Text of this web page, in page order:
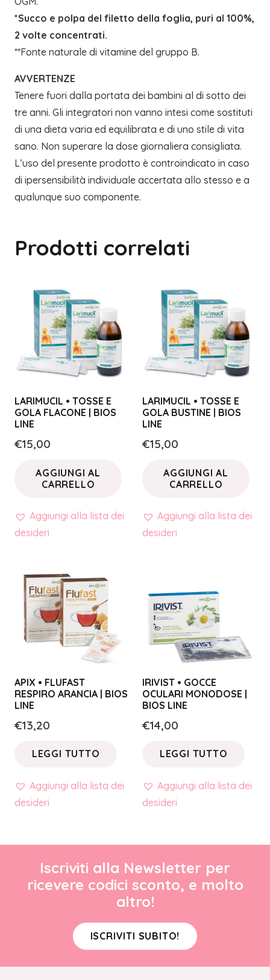
*Succo e polpa del filetto della foglia, puri al 100%,
2 volte concentrati.
**Fonte naturale di vitamine del gruppo B.
AVVERTENZE
Tenere fuori dalla portata dei bambini al di sotto dei
tre anni. Gli integratori non vanno intesi come sostituti
di una dieta varia ed equilibrata e di uno stile di vita
sano. Non superare la dose giornaliera consigliata.
L’uso del presente prodotto è controindicato in caso
di ipersensibilità individuale accertata allo stesso e a
qualunque suo componente.
Prodotti correlati
LARIMUCIL • TOSSE E
GOLA FLACONE | BIOS
LINE
€15,00
AGGIUNGI AL
CARRELLO
Aggiungi alla lista dei
desideri
LARIMUCIL • TOSSE E
GOLA BUSTINE | BIOS
LINE
€15,00
AGGIUNGI AL
CARRELLO
Aggiungi alla lista dei
desideri
APIX • FLUFAST
RESPIRO ARANCIA | BIOS
LINE
€13,20
LEGGI TUTTO
Aggiungi alla lista dei
desideri
IRIVIST • GOCCE
OCULARI MONODOSE |
BIOS LINE
€14,00
LEGGI TUTTO
Aggiungi alla lista dei
desideri
Iscriviti alla Newsletter per
ricevere codici sconto, e molto
altro!
ISCRIVITI SUBITO!